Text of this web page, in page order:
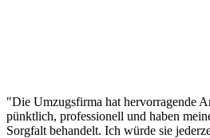
"Die Umzugsfirma hat hervorragende
pünktlich, professionell und haben
Sorgfalt behandelt. Ich würde sie